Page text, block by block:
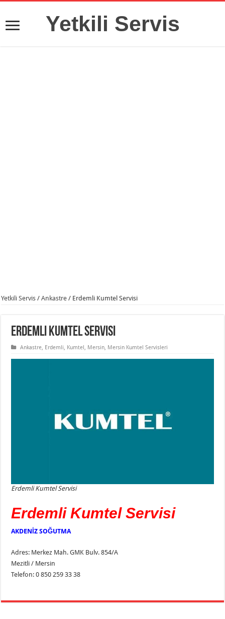
Yetkili Servis
Yetkili Servis / Ankastre / Erdemli Kumtel Servisi
Erdemli Kumtel Servisi
Ankastre, Erdemli, Kumtel, Mersin, Mersin Kumtel Servisleri
Erdemli Kumtel Servisi
Erdemli Kumtel Servisi
AKDENİZ SOĞUTMA
Adres: Merkez Mah. GMK Bulv. 854/A
Mezitli / Mersin
Telefon: 0 850 259 33 38